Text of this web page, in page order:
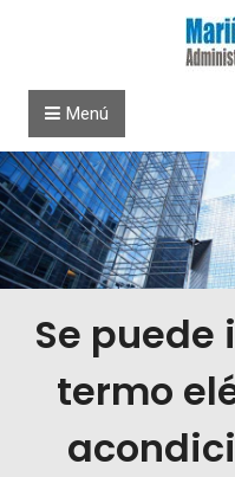
Menú
Se puede
termo